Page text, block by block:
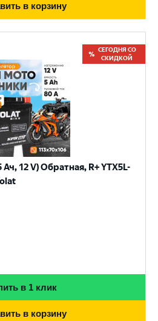
в корзину
СЕГОДНЯ СО
СКИДКОЙ
12 V) Обратная, R+ YTX5L-
в 1 клик
в корзину